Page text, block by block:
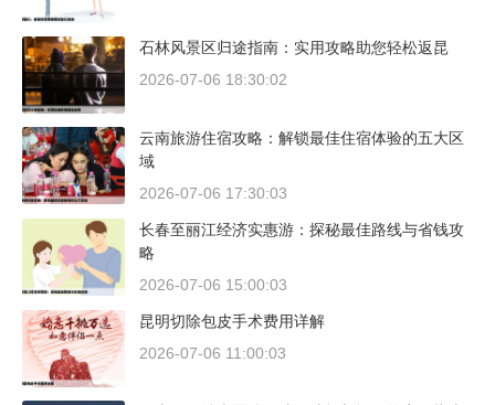
石林风景区归途指南：实用攻略助您轻松返昆
2026-07-06 18:30:02
云南旅游住宿攻略：解锁最佳住宿体验的五大区
域
2026-07-06 17:30:03
长春至丽江经济实惠游：探秘最佳路线与省钱攻
略
2026-07-06 15:00:03
昆明切除包皮手术费用详解
2026-07-06 11:00:03